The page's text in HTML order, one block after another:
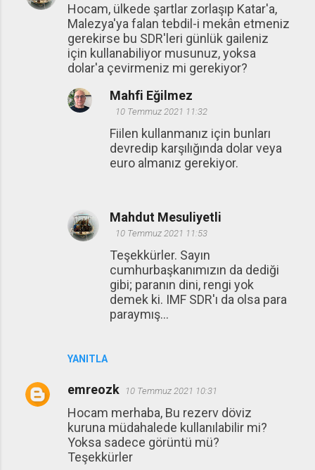
o
Hocam, ülkede şartlar zorlaşıp Katar'a,
Malezya'ya falan tebdil-i mekân etmeniz
gerekirse bu SDR'leri günlük gaileniz
için kullanabiliyor musunuz, yoksa
dolar'a çevirmeniz mi gerekiyor?
YANITLA
Mahfi Eğilmez
10 Temmuz 2021 11:32
Fiilen kullanmanız için bunları
devredip karşılığında dolar veya
euro almanız gerekiyor.
Mahdut Mesuliyetli
10 Temmuz 2021 11:53
Teşekkürler. Sayın
cumhurbaşkanımızın da dediği
gibi; paranın dini, rengi yok
demek ki. IMF SDR'ı da olsa para
paraymış...
emreozk 10 Temmuz 2021 10:31
Hocam merhaba, Bu rezerv döviz
kuruna müdahalede kullanılabilir mi?
Yoksa sadece görüntü mü?
Teşekkürler